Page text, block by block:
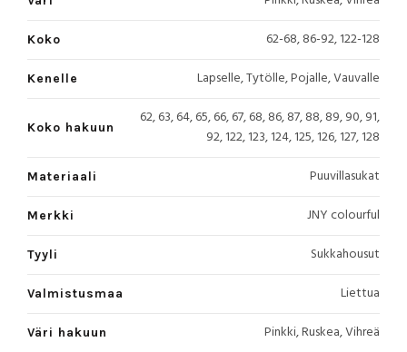
Koko 62-68, 86-92, 122-128
Kenelle Lapselle, Tytölle, Pojalle, Vauvalle
Koko hakuun
62, 63, 64, 65, 66, 67, 68, 86, 87, 88, 89, 90, 91,
92, 122, 123, 124, 125, 126, 127, 128
Materiaali Puuvillasukat
Merkki JNY colourful
Tyyli Sukkahousut
Valmistusmaa Liettua
Väri hakuun Pinkki, Ruskea, Vihreä